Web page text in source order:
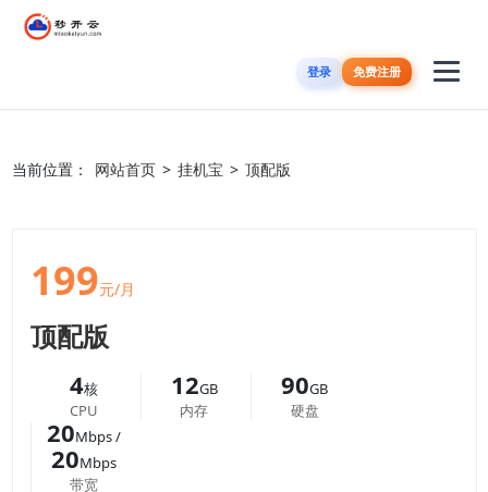
登录 免费注册
当前位置： 网站首页 > 挂机宝 > 顶配版
199元/月
顶配版
4核
CPU
12GB
内存
90GB
硬盘
20Mbps /
20Mbps
带宽